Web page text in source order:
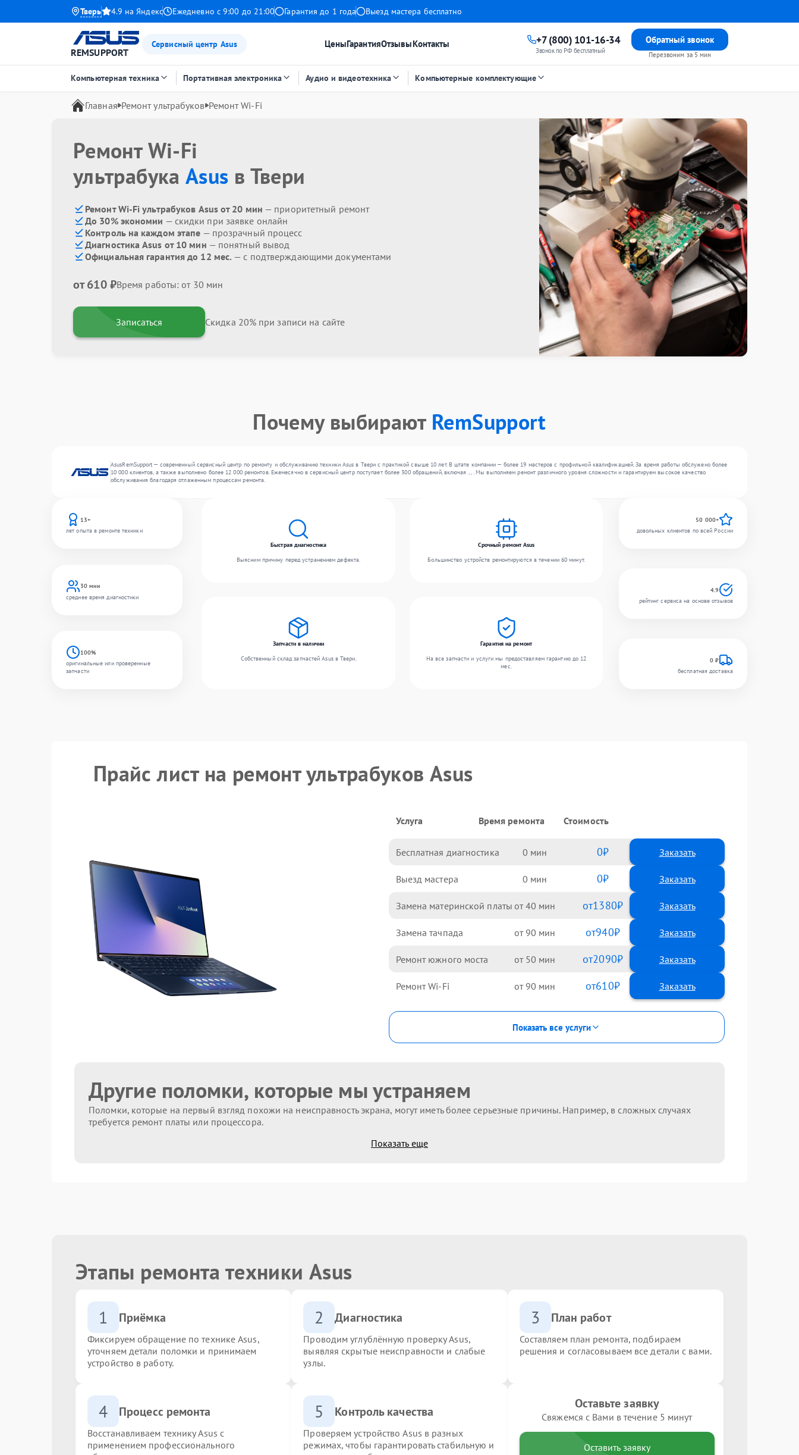
Тверь 4.9 на Яндекс Ежедневно с 9:00 до 21:00 Гарантия до 1 года Выезд мастера бесплатно
REMSUPPORT
Сервисный центр Asus ЦеныГарантияОтзывыКонтакты +7 (800) 101-16-34
Звонок по РФ бесплатный
Обратный звонок
Перезвоним за 5 мин
Компьютерная техника Портативная электроника Аудио и видеотехника Компьютерные комплектующие
Главная Ремонт ультрабуков Ремонт Wi-Fi
Ремонт Wi-Fi
ультрабука Asus в Твери
Ремонт Wi-Fi ультрабуков Asus от 20 мин — приоритетный ремонт
До 30% экономии — скидки при заявке онлайн
Контроль на каждом этапе — прозрачный процесс
Диагностика Asus от 10 мин — понятный вывод
Официальная гарантия до 12 мес. — с подтверждающими документами
от 610 ₽Время работы: от 30 мин
Записаться Скидка 20% при записи на сайте
Почему выбирают RemSupport
AsusRemSupport — современный сервисный центр по ремонту и обслуживанию техники Asus в Твери с практикой свыше 10 лет. В штате компании — более 19 мастеров с профильной квалификацией. За время работы обслужено более
10 000 клиентов, а также выполнено более 12 000 ремонтов. Ежемесячно в сервисный центр поступает более 300 обращений, включая , , . Мы выполняем ремонт различного уровня сложности и гарантируем высокое качество
обслуживания благодаря отлаженным процессам ремонта.
13+
лет опыта в ремонте техники
30 мин
среднее время диагностики
100%
оригинальные или проверенные
запчасти
Быстрая диагностика
Выясним причину перед устранением дефекта.
Срочный ремонт Asus
Большинство устройств ремонтируются в течении 60 минут.
Запчасти в наличии
Собственный склад запчастей Asus в Твери.
Гарантия на ремонт
На все запчасти и услуги мы предоставляем гарантию до 12
мес.
50 000+
довольных клиентов по всей России
4.9
рейтинг сервиса на основе отзывов
0 ₽
бесплатная доставка
Прайс лист на ремонт ультрабуков Asus
Услуга Время ремонта Стоимость
Бесплатная диагностика 0 0 Заказать
Выезд мастера 0 0 Заказать
Замена материнской платы 40 1380
Замена тачпада 90 940
Ремонт южного моста 50 2090
Ремонт Wi-Fi 90 610
Показать все услуги
Другие поломки, которые мы устраняем
Поломки, которые на первый взгляд похожи на неисправность экрана, могут иметь более серьезные причины. Например, в сложных случаях
требуется ремонт платы или процессора.
Показать еще
Этапы ремонта техники Asus
1 Приёмка
Фиксируем обращение по технике Asus,
уточняем детали поломки и принимаем
устройство в работу.
2 Диагностика
Проводим углублённую проверку Asus,
выявляя скрытые неисправности и слабые
узлы.
3 План работ
Составляем план ремонта, подбираем
решения и согласовываем все детали с вами.
4 Процесс ремонта
Восстанавливаем технику Asus с
применением профессионального
5 Контроль качества
Проверяем устройство Asus в разных
режимах, чтобы гарантировать стабильную и
Оставьте заявку
Свяжемся с Вами в течение 5 минут
Оставить заявку